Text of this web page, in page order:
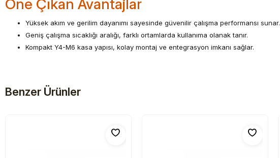
Öne Çıkan Avantajlar
Yüksek akım ve gerilim dayanımı sayesinde güvenilir çalışma performansı sunar.
Geniş çalışma sıcaklığı aralığı, farklı ortamlarda kullanıma olanak tanır.
Kompakt Y4-M6 kasa yapısı, kolay montaj ve entegrasyon imkanı sağlar.
Benzer Ürünler